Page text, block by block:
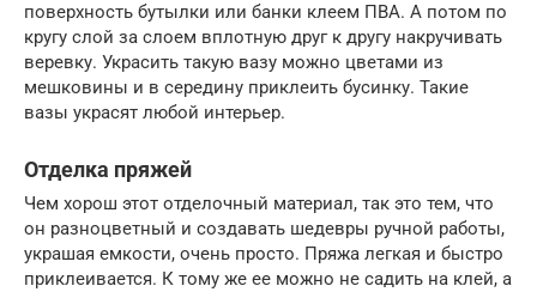
поверхность бутылки или банки клеем ПВА. А потом по
кругу слой за слоем вплотную друг к другу накручивать
веревку. Украсить такую вазу можно цветами из
мешковины и в середину приклеить бусинку. Такие
вазы украсят любой интерьер.
Отделка пряжей
Чем хорош этот отделочный материал, так это тем, что
он разноцветный и создавать шедевры ручной работы,
украшая емкости, очень просто. Пряжа легкая и быстро
приклеивается. К тому же ее можно не садить на клей, а